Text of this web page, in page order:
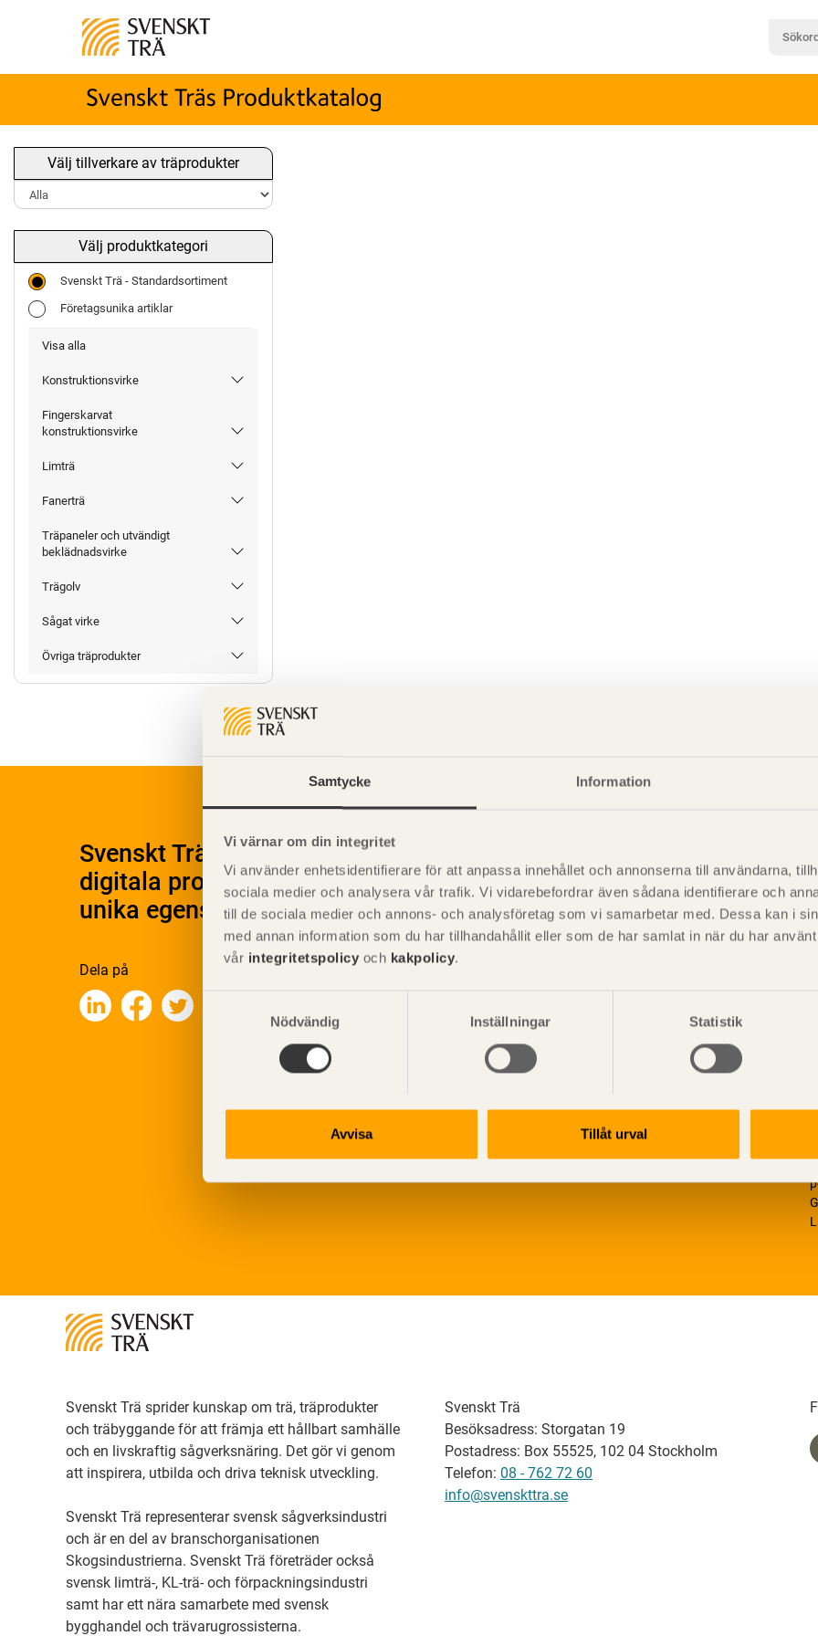
Samtycke Information
Vi värnar om din integritet
Vi använder enhetsidentifierare för att anpassa innehållet och annonserna till användarna,
sociala medier och analysera vår trafik. Vi vidarebefordrar även sådana identifierare och
till de sociala medier och annons- och analysföretag som vi samarbetar med. Dessa kan i
med annan information som du har tillhandahållit eller som de har samlat in när du har
vår integritetspolicy och kakpolicy.
Nödvändig
Inställningar Statistik
Avvisa Tillåt urval
Välj tillverkare av träprodukter
Välj produktkategori
Svenskt Trä - Standardsortiment
Företagsunika artiklar
Visa alla
Konstruktionsvirke
Fingerskarvat
konstruktionsvirke
Limträ
Fanerträ
Träpaneler och utvändigt
beklädnadsvirke
Trägolv
Sågat virke
Övriga träprodukter
Svenskt Träs Produktkatalog är svensk sågverksnärings
digitala produktkatalog för att beskriva träprodukter och deras
unika egenskaper.
Dela på
Svenskt Trä sprider kunskap om trä, träprodukter
och träbyggande för att främja ett hållbart samhälle
och en livskraftig sågverksnäring. Det gör vi genom
att inspirera, utbilda och driva teknisk utveckling.
Svenskt Trä representerar svensk sågverksindustri
och är en del av branschorganisationen
Skogsindustrierna. Svenskt Trä företräder också
svensk limträ-, KL-trä- och förpackningsindustri
samt har ett nära samarbete med svensk
bygghandel och trävarugrossisterna.
Svenskt Trä
Besöksadress: Storgatan 19
Postadress: Box 55525, 102 04 Stockholm
Telefon: 08 - 762 72 60
info@svenskttra.se